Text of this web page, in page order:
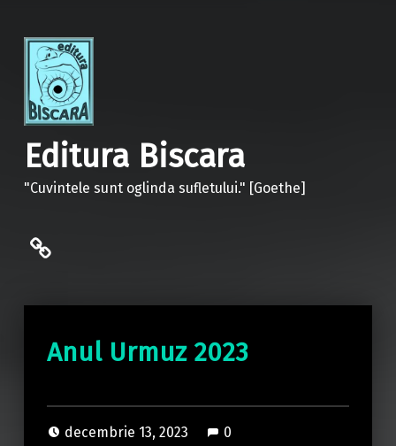
Editura Biscara
"Cuvintele sunt oglinda sufletului." [Goethe]
politica de confidentialitate
Anul Urmuz 2023
decembrie 13, 2023 0